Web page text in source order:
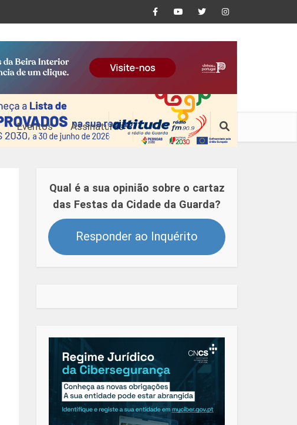
Eventos Assinaturas
Qual é a sua opinião sobre o cartaz
das Festas da Cidade da Guarda?
Responder ao Inquérito